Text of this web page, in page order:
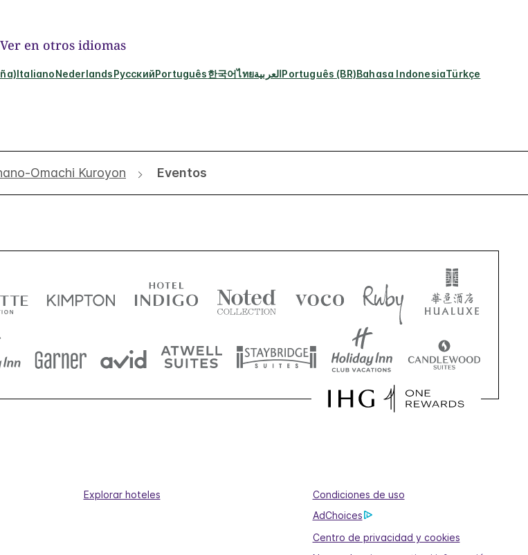
Ver en otros idiomas
ItalianoNederlandsРусскийPortuguês한국어ไทยالعربيةPortuguês (BR)Bahasa IndonesiaTürkçe
Omachi Kuroyon Eventos
Explorar hoteles
Condiciones de uso
AdChoices
Centro de privacidad y cookies